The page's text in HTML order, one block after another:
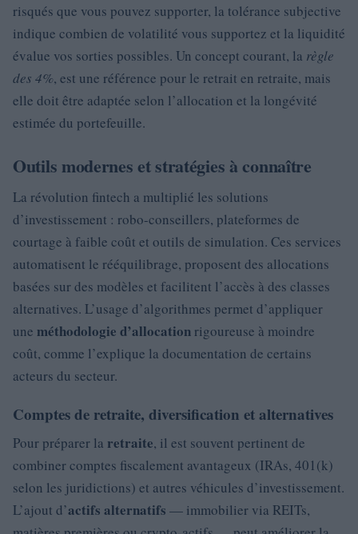
risqués que vous pouvez supporter, la tolérance subjective
indique combien de volatilité vous supportez et la liquidité
évalue vos sorties possibles. Un concept courant, la règle
des 4%, est une référence pour le retrait en retraite, mais
elle doit être adaptée selon l’allocation et la longévité
estimée du portefeuille.
Outils modernes et stratégies à connaître
La révolution fintech a multiplié les solutions
d’investissement : robo-conseillers, plateformes de
courtage à faible coût et outils de simulation. Ces services
automatisent le rééquilibrage, proposent des allocations
basées sur des modèles et facilitent l’accès à des classes
alternatives. L’usage d’algorithmes permet d’appliquer
une méthodologie d’allocation rigoureuse à moindre
coût, comme l’explique la documentation de certains
acteurs du secteur.
Comptes de retraite, diversification et alternatives
Pour préparer la retraite, il est souvent pertinent de
combiner comptes fiscalement avantageux (IRAs, 401(k)
selon les juridictions) et autres véhicules d’investissement.
L’ajout d’actifs alternatifs — immobilier via REITs,